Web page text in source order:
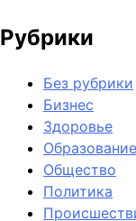
Рубрики
Без рубрики
Бизнес
Здоровье
Образование
Общество
Политика